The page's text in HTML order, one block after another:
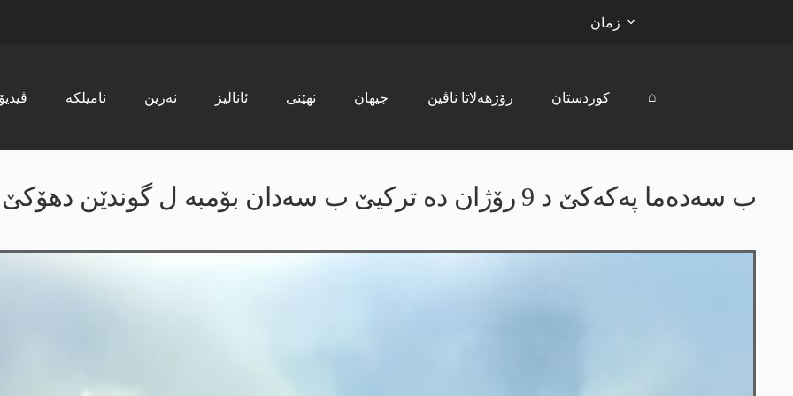
زمان
ڤیدیۆ نامیلکە نەرین ئانالیز نھێنی جیھان رۆژھەلاتا ناڤین کوردستان ⌂
ب سه‌ده‌ما په‌كه‌كێ د 9 رۆژان ده‌ تركیێ ب سەدان بۆمبه‌ ل گوندێن دهۆكێ دانه‌